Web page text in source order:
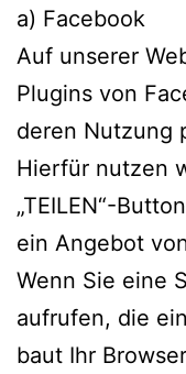
a) Facebook
Auf unserer
Plugins von
deren Nutzung
Hierfür nutzen
„TEILEN“-
ein Angebot
Wenn Sie eine
aufrufen, die
baut Ihr